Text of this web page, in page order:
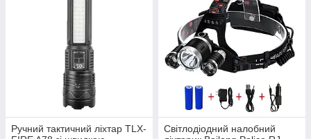
Ручний тактичний ліхтар TLX-
Світлодіодний налобний